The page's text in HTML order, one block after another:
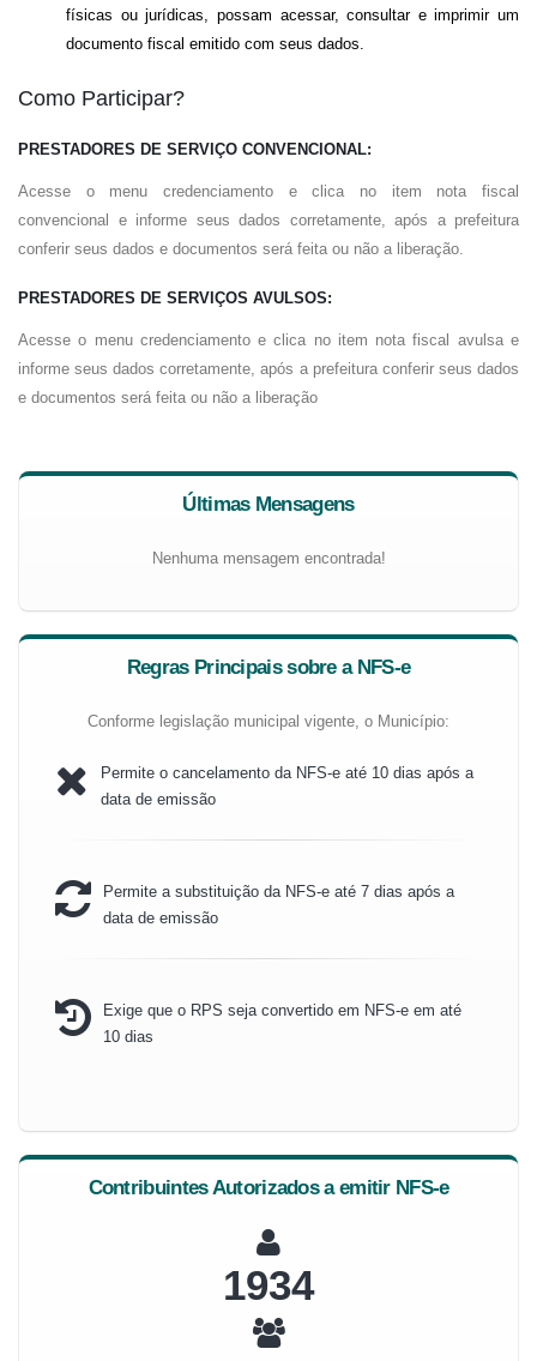
físicas ou jurídicas, possam acessar, consultar e imprimir um
documento fiscal emitido com seus dados.
Como Participar?
PRESTADORES DE SERVIÇO CONVENCIONAL:
Acesse o menu credenciamento e clica no item nota fiscal
convencional e informe seus dados corretamente, após a prefeitura
conferir seus dados e documentos será feita ou não a liberação.
PRESTADORES DE SERVIÇOS AVULSOS:
Acesse o menu credenciamento e clica no item nota fiscal avulsa e
informe seus dados corretamente, após a prefeitura conferir seus dados
e documentos será feita ou não a liberação
Últimas Mensagens
Nenhuma mensagem encontrada!
Regras Principais sobre a NFS-e
Conforme legislação municipal vigente, o Município:
Permite o cancelamento da NFS-e até 10 dias após a
data de emissão
Permite a substituição da NFS-e até 7 dias após a
data de emissão
Exige que o RPS seja convertido em NFS-e em até
10 dias
Contribuintes Autorizados a emitir NFS-e
2072